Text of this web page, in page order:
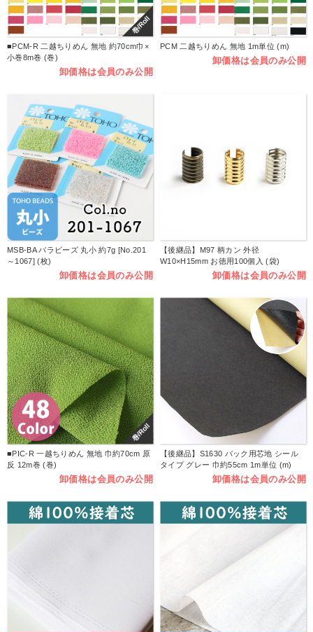
巻/Roll
■PCM-R 二越ちりめん 無地 約70cm巾×
小巻8m巻 (巻)
卸価格は会員のみ公開
PCM 二越ちりめん 無地 1m単位 (m)
卸価格は会員のみ公開
MSB-BA バラビーズ 丸小 約7g [No.201
～1067] (枚)
卸価格は会員のみ公開
【後継品】M97 柄カン 外径
W10×H15mm お徳用100個入 (袋)
卸価格は会員のみ公開
巻/Roll
■PIC-R 一越ちりめん 無地 巾約70cm 原
反 12m巻 (巻)
卸価格は会員のみ公開
【後継品】S1630 バック用芯地 シール
タイプ グレー 巾約55cm 1m単位 (m)
卸価格は会員のみ公開